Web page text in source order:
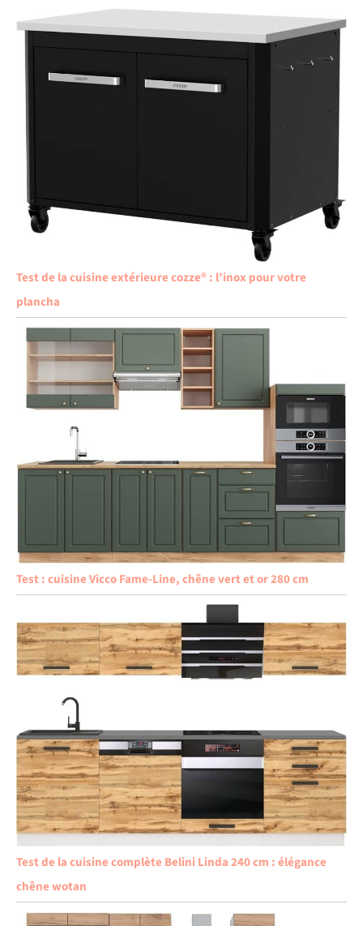
Test de la cuisine extérieure cozze® : l’inox pour votre
plancha
Test : cuisine Vicco Fame-Line, chêne vert et or 280 cm
Test de la cuisine complète Belini Linda 240 cm : élégance
chêne wotan